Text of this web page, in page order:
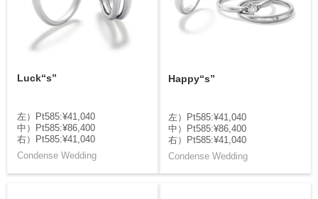
Luck“s”
左）Pt585:¥41,040
中）Pt585:¥86,400
右）Pt585:¥41,040
Condense Wedding
Happy“s”
左）Pt585:¥41,040
中）Pt585:¥86,400
右）Pt585:¥41,040
Condense Wedding